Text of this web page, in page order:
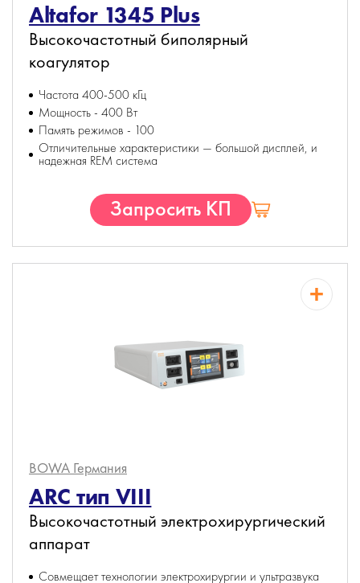
Altafor 1345 Plus
Высокочастотный биполярный
коагулятор
Частота 400-500 кГц
Мощность - 400 Вт
Память режимов - 100
Отличительные характеристики — большой дисплей, и
надежная REM система
Запросить КП
BOWA Германия
ARC тип VIII
Высокочастотный электрохирургический
аппарат
Совмещает технологии электрохирургии и ультразвука